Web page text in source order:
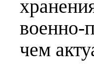
военно-
чем